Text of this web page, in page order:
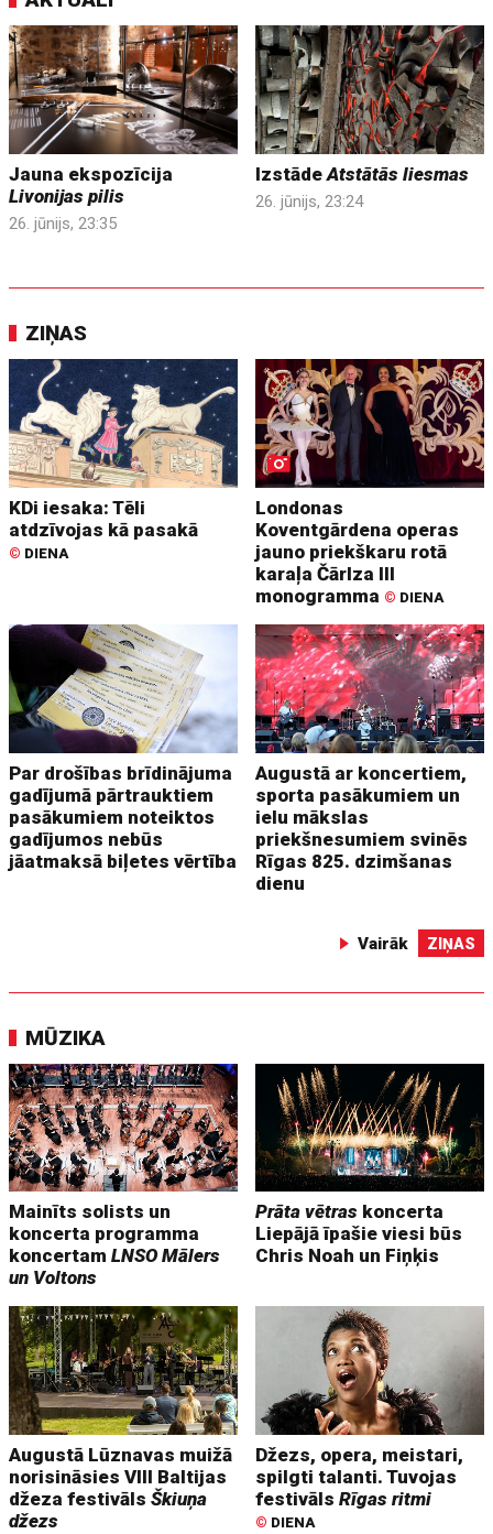
Jauna ekspozīcija
Livonijas pilis
26. jūnijs, 23:35
IzstādeAtstātās liesmas
26. jūnijs, 23:24
ZIŅAS
KDi iesaka: Tēli
atdzīvojas kā pasakā
© DIENA
Londonas
Koventgārdena operas
jauno priekškaru rotā
karaļa Čārlza III
monogramma © DIENA
Par drošības brīdinājuma
gadījumā pārtrauktiem
pasākumiem noteiktos
gadījumos nebūs
jāatmaksā biļetes vērtība
Augustā ar koncertiem,
sporta pasākumiem un
ielu mākslas
priekšnesumiem svinēs
Rīgas 825. dzimšanas
dienu
Vairāk ZIŅAS
MŪZIKA
Mainīts solists un
koncerta programma
koncertamLNSO Mālers
un Voltons
Prāta vētras koncerta
Liepājā īpašie viesi būs
Chris Noah un Fiņķis
Augustā Lūznavas muižā
norisināsies VIII Baltijas
džeza festivālsŠkiuņa
džezs
Džezs, opera, meistari,
spilgti talanti. Tuvojas
festivālsRīgas ritmi
© DIENA